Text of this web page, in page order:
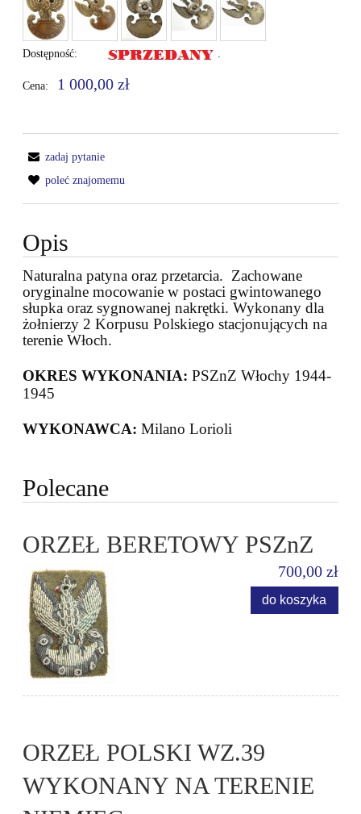
Dostępność:
Cena: 1 000,00 zł
zadaj pytanie
poleć znajomemu
Opis
Naturalna patyna oraz przetarcia. Zachowane
oryginalne mocowanie w postaci gwintowanego
słupka oraz sygnowanej nakrętki. Wykonany dla
żołnierzy 2 Korpusu Polskiego stacjonujących na
terenie Włoch.
OKRES WYKONANIA: PSZnZ Włochy 1944-
1945
WYKONAWCA: Milano Lorioli
Polecane
ORZEŁ BERETOWY PSZnZ
700,00 zł
do koszyka
ORZEŁ POLSKI WZ.39
WYKONANY NA TERENIE